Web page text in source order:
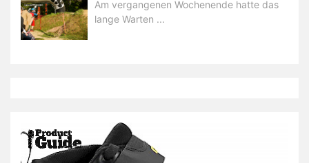
Am vergangenen Wochenende hatte das
lange Warten ...